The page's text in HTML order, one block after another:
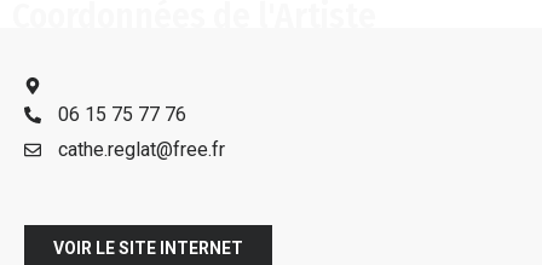
06 15 75 77 76
cathe.reglat@free.fr
VOIR LE SITE INTERNET